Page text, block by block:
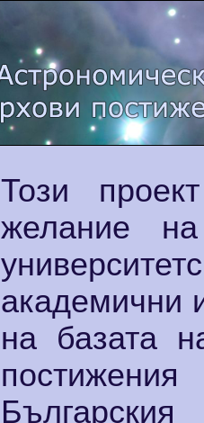
Този
желание
академични
на базата